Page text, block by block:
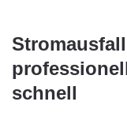
schnell